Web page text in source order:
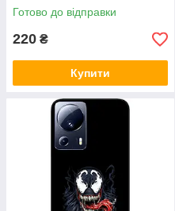
Готово до відправки
220 ₴
Купити